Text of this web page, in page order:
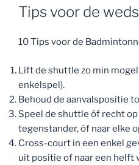
OP
Tips voor de
10 Tips voor de
Lift de shuttle zo min
enkelspel).
Behoud de aanvalspositie
Speel de shuttle óf recht
tegenstander, óf naar elke
Cross-court in een enkel
uit positie of naar een helft